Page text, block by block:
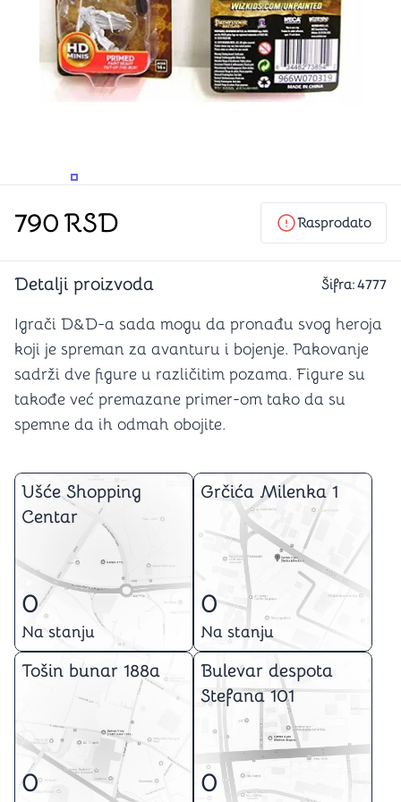
PROMENITE UGAO GLEDANJAPROMENITE UGAO GLEDANJA
790RSD Rasprodato
Detalji proizvoda Šifra:4777
Igrači D&D-a sada mogu da pronađu svog heroja
koji je spreman za avanturu i bojenje. Pakovanje
sadrži dve figure u različitim pozama. Figure su
takođe već premazane primer-om tako da su
spemne da ih odmah obojite.
Ušće Shopping
Centar
0
Na stanju
Grčića Milenka 1
0
Na stanju
Tošin bunar 188a
0
Bulevar despota
Stefana 101
0